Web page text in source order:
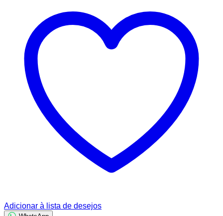
R$ 110,00. R$ 69,95.
Adicionar à lista de desejos